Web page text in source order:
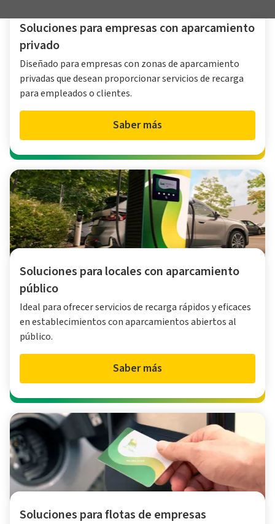
Soluciones para empresas con aparcamiento
privado
Diseñado para empresas con zonas de aparcamiento
privadas que desean proporcionar servicios de recarga
para empleados o clientes.
Saber más
Soluciones para locales con aparcamiento
público
Ideal para ofrecer servicios de recarga rápidos y eficaces
en establecimientos con aparcamientos abiertos al
público.
Saber más
Soluciones para flotas de empresas